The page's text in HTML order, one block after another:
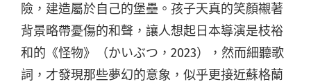
險，建造屬於自己的堡壘。孩子天真的笑顏襯著
背景略帶憂傷的和聲，讓人想起日本導演是枝裕
和的《怪物》（かいぶつ，2023），然而細聽歌
詞，才發現那些夢幻的意象，似乎更接近蘇格蘭